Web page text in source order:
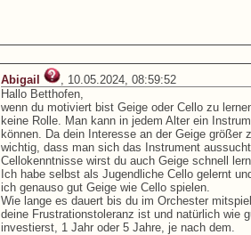
Abigail
, 10.05.2024, 08:59:52
Hallo Betthofen,
wenn du motiviert bist Geige oder Cello zu
keine Rolle. Man kann in jedem Alter ein
können. Da dein Interesse an der Geige
wichtig, dass man sich das Instrument
Cellokenntnisse wirst du auch Geige schnell
Ich habe selbst als Jugendliche Cello gelernt
ich genauso gut Geige wie Cello spielen.
Wie lange es dauert bis du im Orchester
deine Frustrationstoleranz ist und natürlich wie
investierst, 1 Jahr oder 5 Jahre, je nach dem.